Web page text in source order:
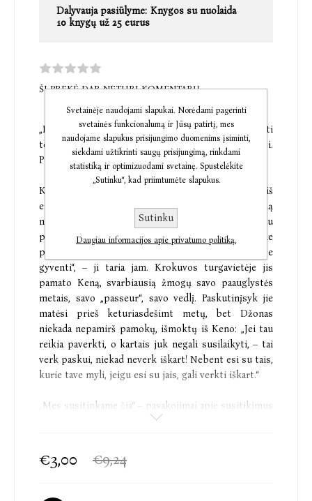
Dalyvauja pasiūlyme: Knygos su nuolaida
10 knygų už 25 eurus
ŠI PREKĖ DAR NETURI KOMENTARŲ
„Norint rasti gyvenimo prasmę, beviltiška ieškoti
tose vietose, kur žmonės mokomi jos ieškoti.
Prasmę gali surasti tik paslaptyse.“
Kaitrią popietę vienoje Lisabonos aikštėje Džonas iš
eigasties atpažįsta savo motiną, besijuokiančią
nerūpestingu septyniolikmetės juoku. Ji mirusi jau
penkiolika metų. „Mirusieji nepasilieka ten, kur jie
palaidoti. Mirusieji gali pasirinkti, kur nori Žemėje
gyventi“, – ji taria jam. Krokuvos turgavietėje jis
pamato Keną, svarbiausią žmogų savo paauglystės
metais, savo „passeur“, savo vedlį. Paskutinįsyk jie
matėsi prieš keturiasdešimt metų, bet Džonas
niekada nepamirš pamokų, išmoktų iš Keno: „Jei tau
reikia paverkti, o kartais juk negali susilaikyti, – tai
verk paskui, niekad neverk iškart! Nebent esi su tais,
kurie tave myli, jeigu esi su jais, gali verkti iškart.“
„Mes susitinkame čia“ – pasakojimai apie susitikimus
su mirusiais mylimaisiais, atmintį, nuolatinę kelionę
Lisabonos iki Ženevos, nuo Madrido iki Londono ir
rajonai braižo ypatingą žmogiškųjų santykių
€3,00 €9,24
Svetainėje naudojami slapukai. Norėdami pagerinti
svetainės funkcionalumą ir Jūsų patirtį, mes
naudojame slapukus prisijungimo duomenims įsiminti,
siekdami užtikrinti saugų prisijungimą, rinkdami
statistiką ir optimizuodami svetainę. Spustelėkite
„Sutinku“, kad priimtumėte slapukus.
Sutinku
Daugiau informacijos apie privatumo politiką.